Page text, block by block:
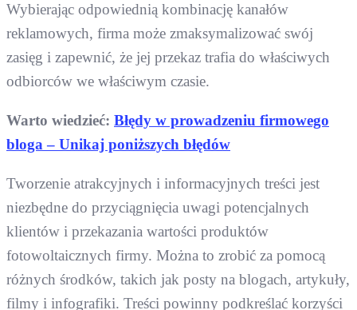
Wybierając odpowiednią kombinację kanałów
reklamowych, firma może zmaksymalizować swój
zasięg i zapewnić, że jej przekaz trafia do właściwych
odbiorców we właściwym czasie.
Warto wiedzieć: Błędy w prowadzeniu firmowego
bloga – Unikaj poniższych błędów
Tworzenie atrakcyjnych i informacyjnych treści jest
niezbędne do przyciągnięcia uwagi potencjalnych
klientów i przekazania wartości produktów
fotowoltaicznych firmy. Można to zrobić za pomocą
różnych środków, takich jak posty na blogach, artykuły,
filmy i infografiki. Treści powinny podkreślać korzyści